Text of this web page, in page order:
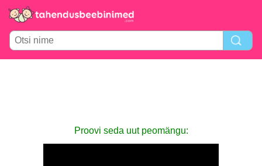
Proovi seda uut peomängu: